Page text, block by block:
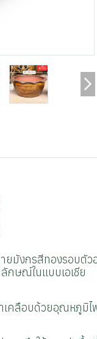
มังกรสีทองรอบตัว
กษณ์ในแบบเอเชีย
อบด้วยอุณหภูมิไฟ